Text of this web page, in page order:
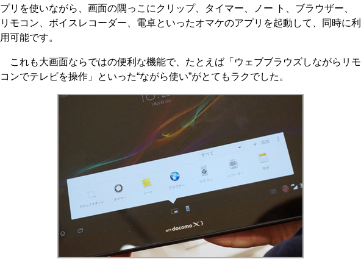
プリを使いながら、画面の隅っこにクリップ、タイマー、ノー ト、ブラウザー、
リモコン、ボイスレコーダー、電卓といったオマケのアプリを起動して、同時に利
用可能です。
これも大画面ならではの便利な機能で、たとえば「ウェブブラウズしながらリモ
コンでテレビを操作」といった“ながら使い”がとてもラクでした。